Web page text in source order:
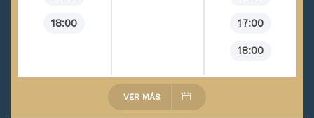
18:00 17:00
18:00
VER MÁS